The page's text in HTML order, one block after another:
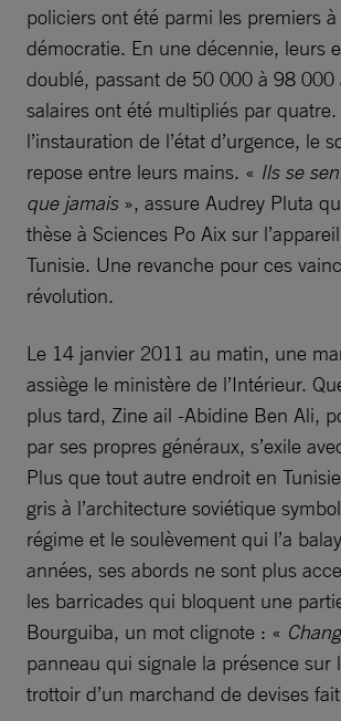
policiers ont été parmi les premiers
démocratie. En une décennie, leurs
doublé, passant de 50 000 à 98 000
salaires ont été multipliés par
l’instauration de l’état d’urgence, le
repose entre leurs mains. « Ils se
que jamais», assure Audrey Pluta
thèse à Sciences Po Aix sur
Tunisie. Une revanche pour ces
révolution.
Le 14 janvier 2011 au matin, une
assiège le ministère de l’Intérieur.
plus tard, Zine ail -Abidine Ben Ali,
par ses propres généraux, s’exile
Plus que tout autre endroit en
gris à l’architecture soviétique
régime et le soulèvement qui l’a
années, ses abords ne sont plus
les barricades qui bloquent une
Bourguiba, un mot clignote : «
panneau qui signale la présence sur
trottoir d’un marchand de devises